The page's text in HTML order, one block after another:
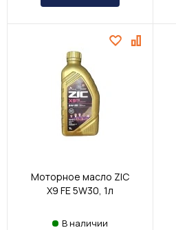
Моторное масло ZIC
X9 FE 5W30, 1л
В наличии